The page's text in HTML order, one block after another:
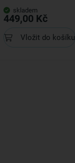
skladem
449,00 Kč
Vložit do košíku